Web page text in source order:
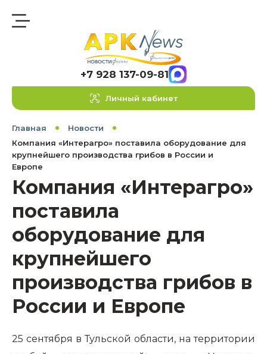
+7 928 137-09-81
Личный кабинет
Главная
Новости
Компания «Интерагро» поставила оборудование для
крупнейшего производства грибов в России и
Европе
Компания «Интерагро»
поставила
оборудование для
крупнейшего
производства грибов в
России и Европе
25 сентября в Тульской области, на территории